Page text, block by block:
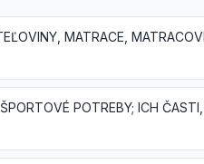
POTREBY; ICH